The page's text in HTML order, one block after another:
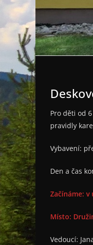
Pro děti od
pravidly
Vybavení:
Den a čas
Začínáme: v
Místo:
Vedoucí: